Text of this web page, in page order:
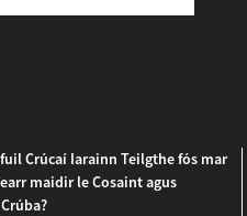
Crúcaí Iarainn Teilgthe fós mar
maidir le Cosaint agus